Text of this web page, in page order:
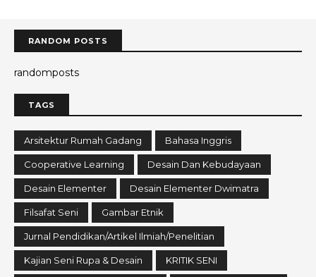
RANDOM POSTS
randomposts
TAGS
Arsitektur Rumah Gadang Bahasa Inggris
Cooperative Learning Desain Dan Kebudayaan
Desain Elementer Desain Elementer Dwimatra
Filsafat Seni Gambar Etnik
Jurnal Pendidikan/Artikel Ilmiah/Penelitian
Kajian Seni Rupa & Desain KRITIK SENI